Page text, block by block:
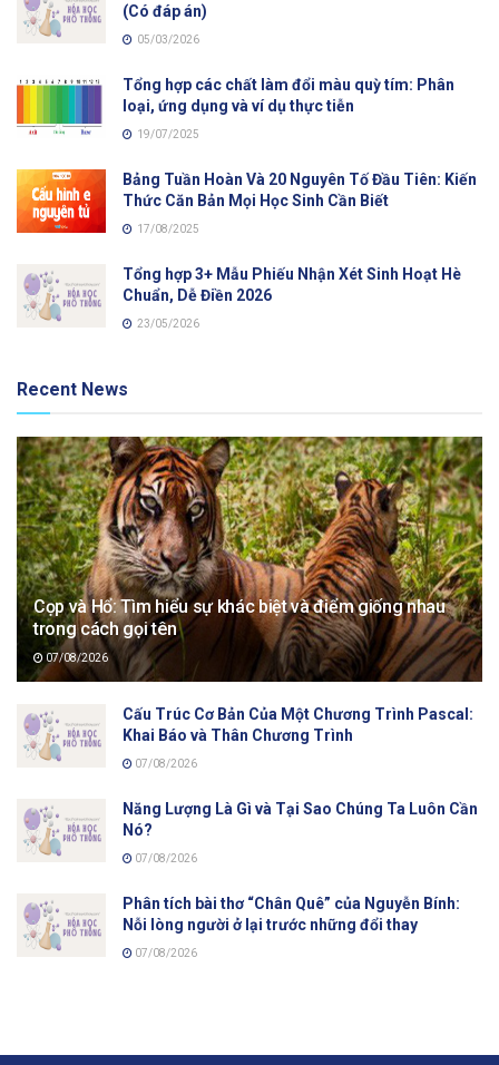
(Có đáp án)
05/03/2026
Tổng hợp các chất làm đổi màu quỳ tím: Phân
loại, ứng dụng và ví dụ thực tiễn
19/07/2025
Bảng Tuần Hoàn Và 20 Nguyên Tố Đầu Tiên: Kiến
Thức Căn Bản Mọi Học Sinh Cần Biết
17/08/2025
Tổng hợp 3+ Mẫu Phiếu Nhận Xét Sinh Hoạt Hè
Chuẩn, Dễ Điền 2026
23/05/2026
Recent News
Cọp và Hổ: Tìm hiểu sự khác biệt và điểm giống nhau
trong cách gọi tên
07/08/2026
Cấu Trúc Cơ Bản Của Một Chương Trình Pascal:
Khai Báo và Thân Chương Trình
07/08/2026
Năng Lượng Là Gì và Tại Sao Chúng Ta Luôn Cần
Nó?
07/08/2026
Phân tích bài thơ “Chân Quê” của Nguyễn Bính:
Nỗi lòng người ở lại trước những đổi thay
07/08/2026